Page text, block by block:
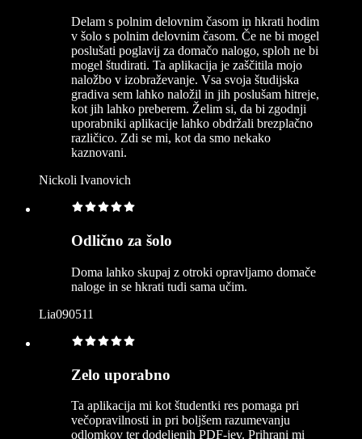
Delam s polnim delovnim časom in hkrati hodim
v šolo s polnim delovnim časom. Če ne bi mogel
poslušati poglavij za domačo nalogo, sploh ne bi
mogel študirati. Ta aplikacija je zaščitila mojo
naložbo v izobraževanje. Vsa svoja študijska
gradiva sem lahko naložil in jih poslušam hitreje,
kot jih lahko preberem. Želim si, da bi zgodnji
uporabniki aplikacije lahko obdržali brezplačno
različico. Zdi se mi, kot da smo nekako
kaznovani.
Nickoli Ivanovich
Odlično za šolo
Doma lahko skupaj z otroki opravljamo domače
naloge in se hkrati tudi sama učim.
Lia090511
Zelo uporabno
Ta aplikacija mi kot študentki res pomaga pri
večopravilnosti in pri boljšem razumevanju
odlomkov ter dodeljenih PDF-jev. Prihrani mi